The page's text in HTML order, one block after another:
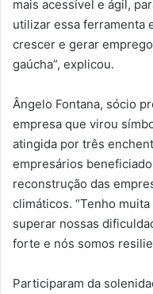
mais acessível e ágil,
utilizar essa ferramenta
crescer e gerar
gaúcha”, explicou.
Ângelo Fontana, sócio
empresa que virou
atingida por três
empresários
reconstrução das
climáticos. “Tenho
superar nossas
forte e nós somos
Participaram da